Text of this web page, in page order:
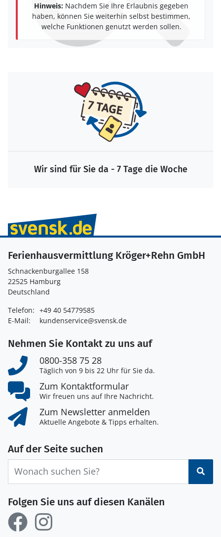
Hinweis: Nachdem Sie Ihre Erlaubnis gegeben
haben, können Sie weiterhin selbst bestimmen,
welche Funktionen genutzt werden sollen.
Wir sind für Sie da - 7 Tage die Woche
Ferienhausvermittlung Kröger+Rehn GmbH
Schnackenburgallee 158
22525 Hamburg
Deutschland
Telefon: +49 40 54779585
E-Mail:
kundenservice@svensk.de
Nehmen Sie Kontakt zu uns auf
0800-358 75 28
Täglich von 9 bis 22 Uhr für Sie da.
Zum Kontaktformular
Wir freuen uns auf Ihre Nachricht.
Zum Newsletter anmelden
Aktuelle Angebote & Tipps erhalten.
Auf der Seite suchen
Folgen Sie uns auf diesen Kanälen